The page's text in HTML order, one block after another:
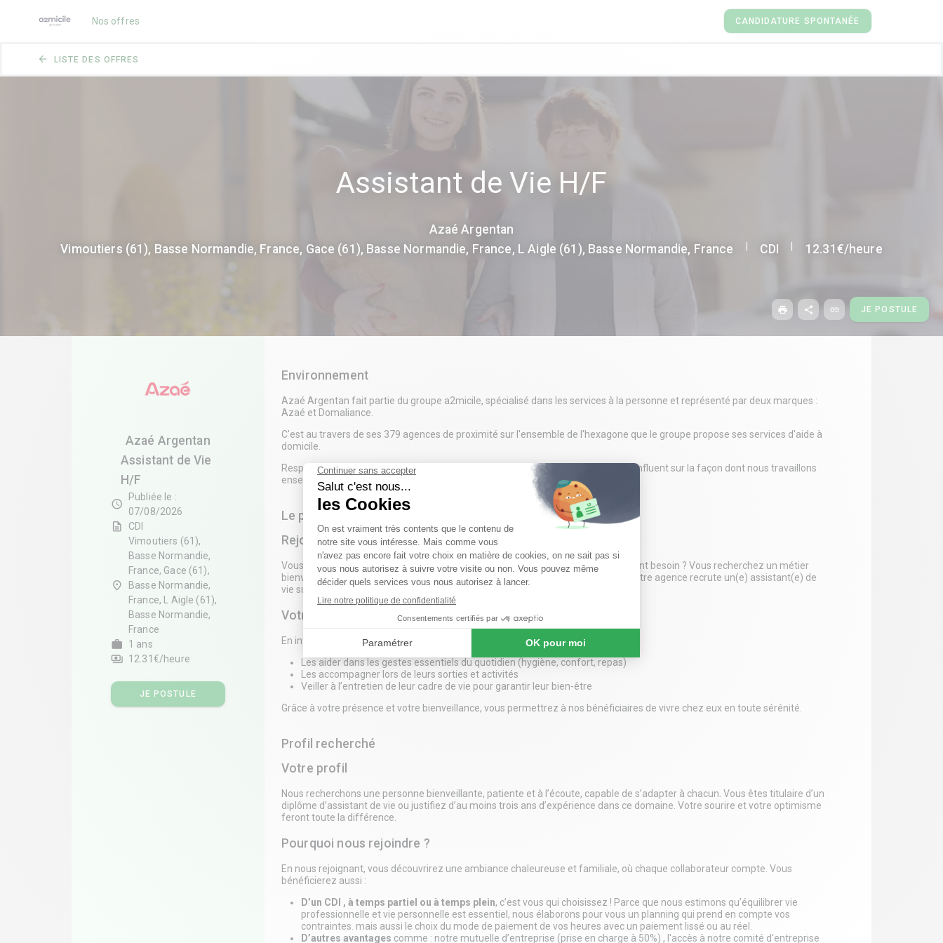
Nos offres CANDIDATURE SPONTANÉE
arrow_back LISTE DES OFFRES
Assistant de Vie H/F
Azaé Argentan
Vimoutiers (61), Basse Normandie, France, Gace (61), Basse Normandie, France, L Aigle (61), Basse Normandie, France
CDI 12.31€/heure
print share link JE POSTULE
Azaé Argentan
Assistant de Vie
H/F
schedule
Publiée le :
07/08/2026
description CDI
place
Vimoutiers (61),
Basse Normandie,
France, Gace (61),
Basse Normandie,
France, L Aigle (61),
Basse Normandie,
France
work 1 ans
payments 12.31€/heure
JE POSTULE
Environnement
Azaé Argentan fait partie du groupe a2micile, spécialisé dans les services à la personne et représenté par deux marques :
Azaé et Domaliance.
C'est au travers de ses 379 agences de proximité sur l'ensemble de l'hexagone que le groupe propose ses services d'aide à
domicile.
Respect, bien être et considération sont les moteurs de nos actions. Ces valeurs influent sur la façon dont nous travaillons
ensemble et accompagnons nos clients et bénéficiaires au quotidien.
Le poste
Rejoignez une aventure humaine !
Vous souhaitez donner du sens à votre quotidien en accompagnant ceux qui en ont besoin ? Vous recherchez un métier
bienveillant, où l’entraide et la convivialité sont essentielles ? Ne cherchez plus, notre agence recrute un(e) assistant(e) de
vie sur le secteur de vimoutiers (61), basse normandie, france
Votre mission : apporter du soutien et de la bienveillance
En intégrant notre équipe, vous interviendrez auprès de nos bénéficiaires pour :
Les aider dans les gestes essentiels du quotidien (hygiène, confort, repas)
Les accompagner lors de leurs sorties et activités
Veiller à l’entretien de leur cadre de vie pour garantir leur bien-être
Grâce à votre présence et votre bienveillance, vous permettrez à nos bénéficiaires de vivre chez eux en toute sérénité.
Profil recherché
Votre profil
Nous recherchons une personne bienveillante, patiente et à l’écoute, capable de s’adapter à chacun. Vous êtes titulaire d’un
diplôme d’assistant de vie ou justifiez d’au moins trois ans d’expérience dans ce domaine. Votre sourire et votre optimisme
feront toute la différence.
Pourquoi nous rejoindre ?
En nous rejoignant, vous découvrirez une ambiance chaleureuse et familiale, où chaque collaborateur compte. Vous
bénéficierez aussi :
D’un CDI , à temps partiel ou à temps plein, c’est vous qui choisissez ! Parce que nous estimons qu’équilibrer vie
professionnelle et vie personnelle est essentiel, nous élaborons pour vous un planning qui prend en compte vos
contraintes. mais aussi le choix du mode de paiement de vos heures avec un paiement lissé ou au réel.
D’autres avantages comme : notre mutuelle d’entreprise (prise en charge à 50%) , l'accès à notre comité d'entreprise